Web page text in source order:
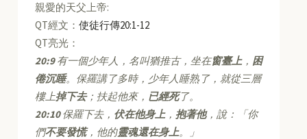
親愛的天父上帝:
QT經文：使徒行傳20:1-12
QT亮光：
20:9有一個少年人，名叫猶推古，坐在窗臺上， 困
倦沉睡。保羅講了多時，少年人睡熟了，就從三層
樓上掉下去；扶起他來， 已經死了。
20:10保羅下去， 伏在他身上， 抱著他，說：「你
們不要發慌，他的靈魂還在身上。」